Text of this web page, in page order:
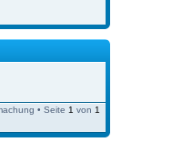
• Seite 1 von 1